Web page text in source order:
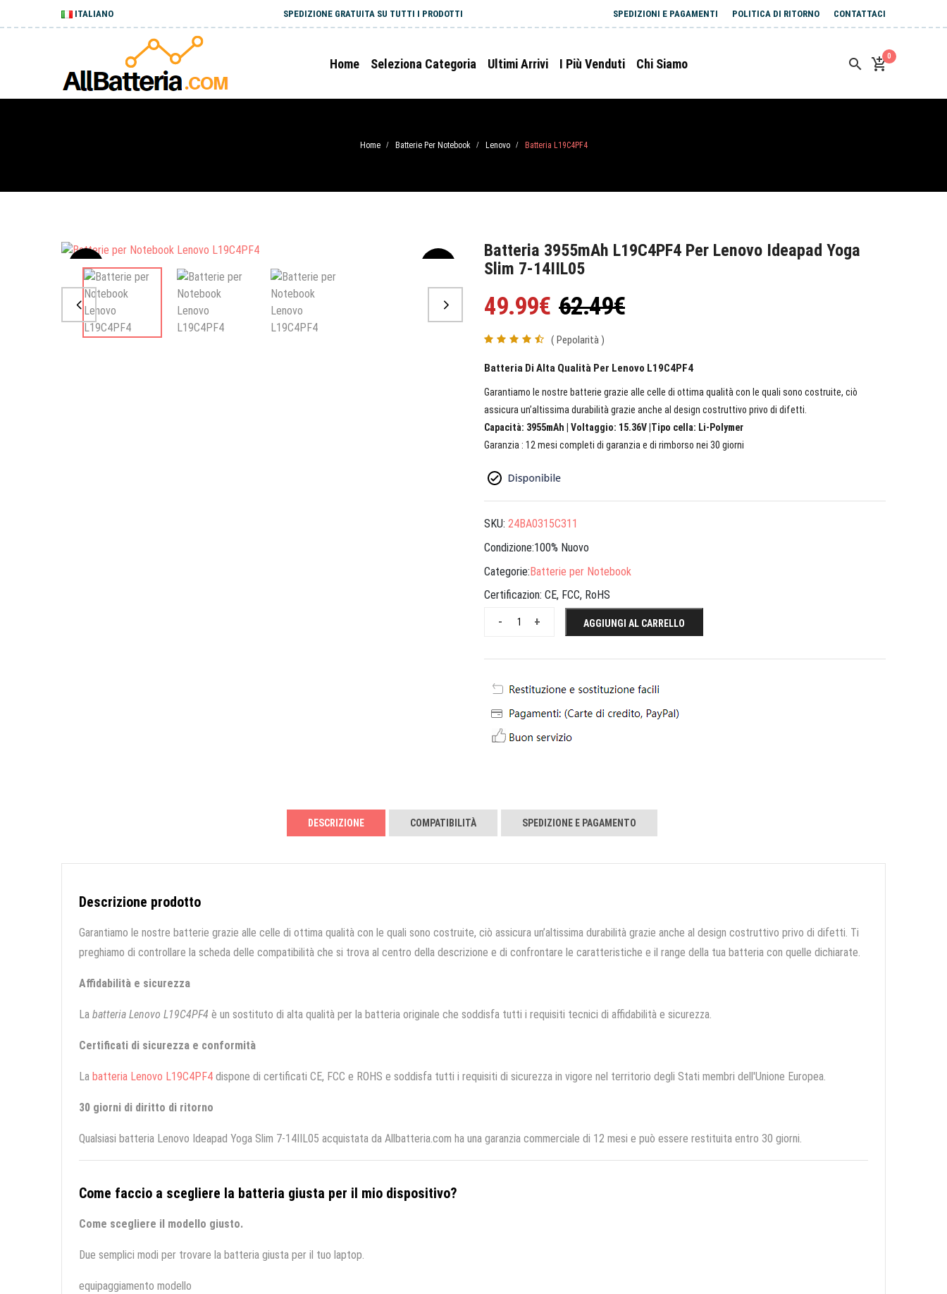
ITALIANO SPEDIZIONE GRATUITA SU TUTTI I PRODOTTI SPEDIZIONI E PAGAMENTI POLITICA DI RITORNO CONTATTACI
Home Seleziona Categoria Ultimi Arrivi I Più Venduti Chi Siamo
0
Home / Batterie Per Notebook / Lenovo / Batteria L19C4PF4
Sale
Batteria 3955mAh L19C4PF4 Per Lenovo Ideapad Yoga
Slim 7-14IIL05
49.99€ 62.49€
( Pepolarità )
Batteria Di Alta Qualità Per Lenovo L19C4PF4
Garantiamo le nostre batterie grazie alle celle di ottima qualità con le quali sono costruite, ciò
assicura un’altissima durabilità grazie anche al design costruttivo privo di difetti.
Capacità: 3955mAh | Voltaggio: 15.36V |Tipo cella: Li-Polymer
Garanzia : 12 mesi completi di garanzia e di rimborso nei 30 giorni
SKU: 24BA0315C311
Condizione:100% Nuovo
Categorie:Batterie per Notebook
Certificazion: CE, FCC, RoHS
+
- AGGIUNGI AL CARRELLO
DESCRIZIONE COMPATIBILITÀ SPEDIZIONE E PAGAMENTO
Descrizione prodotto
Garantiamo le nostre batterie grazie alle celle di ottima qualità con le quali sono costruite, ciò assicura un’altissima durabilità grazie anche al design costruttivo privo di difetti. Ti
preghiamo di controllare la scheda delle compatibilità che si trova al centro della descrizione e di confrontare le caratteristiche e il range della tua batteria con quelle dichiarate.
Affidabilità e sicurezza
La batteria Lenovo L19C4PF4 è un sostituto di alta qualità per la batteria originale che soddisfa tutti i requisiti tecnici di affidabilità e sicurezza.
Certificati di sicurezza e conformità
La batteria Lenovo L19C4PF4 dispone di certificati CE, FCC e ROHS e soddisfa tutti i requisiti di sicurezza in vigore nel territorio degli Stati membri dell'Unione Europea.
30 giorni di diritto di ritorno
Qualsiasi batteria Lenovo Ideapad Yoga Slim 7-14IIL05 acquistata da Allbatteria.com ha una garanzia commerciale di 12 mesi e può essere restituita entro 30 giorni.
Come faccio a scegliere la batteria giusta per il mio dispositivo?
Come scegliere il modello giusto.
Due semplici modi per trovare la batteria giusta per il tuo laptop.
equipaggiamento modello